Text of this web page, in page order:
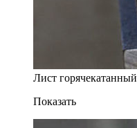
Лист горячекатанный
Показать